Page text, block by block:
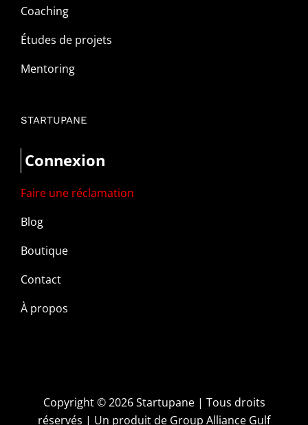
Coaching
Études de projets
Mentoring
STARTUPANE
Connexion
Faire une réclamation
Blog
Boutique
Contact
À propos
Copyright ©2026 Startupane | Tous droits
réservés | Un produit de Group Alliance Gulf